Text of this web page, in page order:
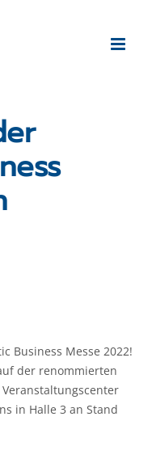
Business Messe 2022!
der renommierten
in Halle 3 an Stand